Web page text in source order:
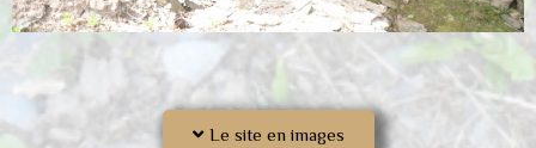
Le site en images